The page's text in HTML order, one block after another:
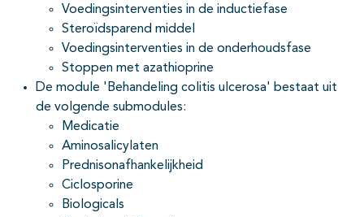
open- en dichtklappen
Voedingsinterventies in de inductiefase
Steroïdsparend middel
Voedingsinterventies in de onderhoudsfase
Stoppen met azathioprine
De module 'Behandeling colitis ulcerosa' bestaat uit
de volgende submodules:
Medicatie
Aminosalicylaten
Prednisonafhankelijkheid
Ciclosporine
Biologicals